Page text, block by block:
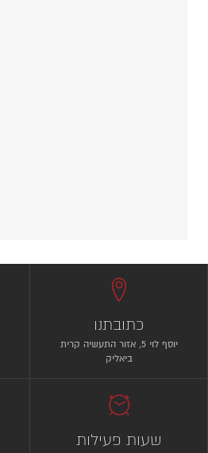
שעות פעילות
כתובתנו
יוסף לוי 5, אזור התעשיה קרית
ביאליק